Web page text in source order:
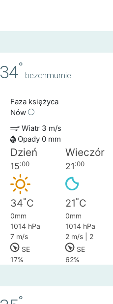
34°
bezchmurnie
Faza księżyca
Nów
Wiatr 3 m/s
Opady 0 mm
Dzień Wieczór
15:00 21:00
34°C 21°C
0mm
0mm
1014 hPa
1014 hPa
7 m/s
2 m/s | 2
SE
SE
17% 62%